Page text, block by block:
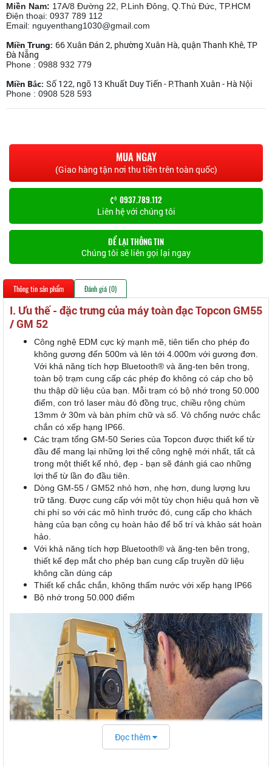
Miền Nam: 17A/8 Đường 22, P.Linh Đông, Q.Thủ Đức, TP.HCM
Điện thoại: 0937 789 112
Email: nguyenthang1030@gmail.com
Miền Trung: 66 Xuân Đán 2, phường Xuân Hà, quận Thanh Khê, TP
Đà Nẵng
Phone : 0988 932 779
Miền Bắc: Số 122, ngõ 13 Khuất Duy Tiến - P.Thanh Xuân - Hà Nội
Phone : 0908 528 593
MUA NGAY
(Giao hàng tận nơi thu tiền trên toàn quốc)
0937.789.112
Liên hệ với chúng tôi
ĐỂ LẠI THÔNG TIN
Chúng tôi sẽ liên gọi lại ngay
Thông tin sản phẩm Đánh giá (0)
I. Ưu thế - đặc trưng của máy toàn đạc Topcon GM55
/ GM 52
Công nghệ EDM cực kỳ mạnh mẽ, tiên tiến cho phép đo
không gương đến 500m và lên tới 4.000m với gương đơn.
Với khả năng tích hợp Bluetooth® và ăng-ten bên trong,
toàn bộ trạm cung cấp các phép đo không có cáp cho bộ
thu thập dữ liệu của bạn. Mỗi trạm có bộ nhớ trong 50.000
điểm, con trỏ laser màu đỏ đồng trục, chiều rộng chùm
13mm ở 30m và bàn phím chữ và số. Vỏ chống nước chắc
chắn có xếp hạng IP66.
Các trạm tổng GM-50 Series của Topcon được thiết kế từ
đầu để mang lại những lợi thế công nghệ mới nhất, tất cả
trong một thiết kế nhỏ, đẹp - bạn sẽ đánh giá cao những
lợi thế từ lần đo đầu tiên.
Dòng GM-55 / GM52 nhỏ hơn, nhẹ hơn, dung lượng lưu
trữ tăng. Được cung cấp với một tùy chọn hiệu quả hơn về
chi phí so với các mô hình trước đó, cung cấp cho khách
hàng của bạn công cụ hoàn hảo để bố trí và khảo sát hoàn
hảo.
Với khả năng tích hợp Bluetooth® và ăng-ten bên trong,
thiết kế đẹp mắt cho phép bạn cung cấp truyền dữ liệu
không cần dùng cáp
Thiết kế chắc chắn, không thấm nước với xếp hạng IP66
Bộ nhớ trong 50.000 điểm
Đọc thêm